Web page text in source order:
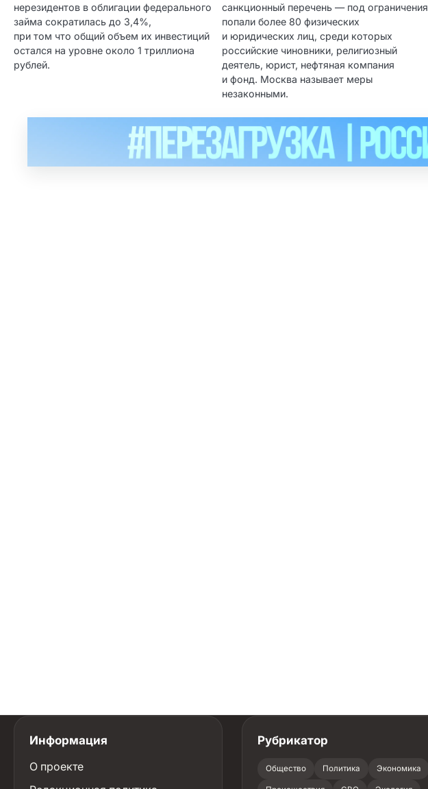
нерезидентов в облигации федерального
займа сократилась до 3,4%,
при том что общий объем их инвестиций
остался на уровне около 1 триллиона
рублей.
санкционный перечень — под ограничения
попали более 80 физических
и юридических лиц, среди которых
российские чиновники, религиозный
деятель, юрист, нефтяная компания
и фонд. Москва называет меры
незаконными.
Информация
О проекте
Рубрикатор
Общество Политика Экономика